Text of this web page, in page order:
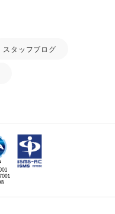
スタッフブログ